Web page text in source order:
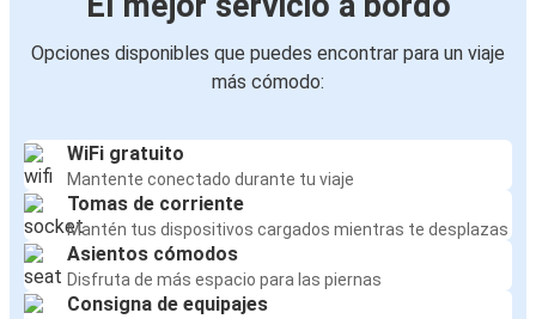
Opciones disponibles que puedes encontrar para un viaje
más cómodo:
WiFi gratuito
Mantente conectado durante tu viaje
Tomas de corriente
Mantén tus dispositivos cargados mientras te desplazas
Asientos cómodos
Disfruta de más espacio para las piernas
Consigna de equipajes